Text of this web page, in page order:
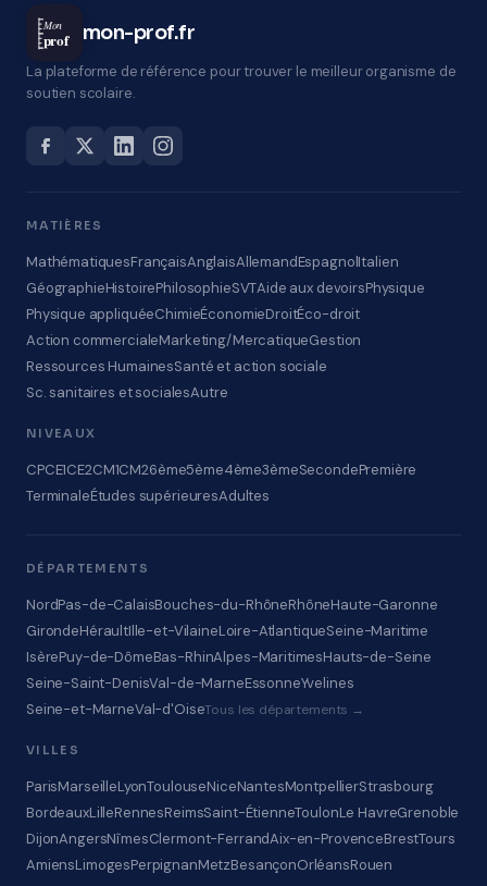
Mon
prof mon-prof.fr
La plateforme de référence pour trouver le meilleur organisme de
soutien scolaire.
MATIÈRES
MathématiquesFrançaisAnglaisAllemandEspagnolItalien
GéographieHistoirePhilosophieSVTAide aux devoirsPhysique
Physique appliquéeChimieÉconomieDroitÉco-droit
Action commercialeMarketing/MercatiqueGestion
Ressources HumainesSanté et action sociale
Sc. sanitaires et socialesAutre
NIVEAUX
CPCE1CE2CM1CM26ème5ème4ème3èmeSecondePremière
TerminaleÉtudes supérieuresAdultes
DÉPARTEMENTS
NordPas-de-CalaisBouches-du-RhôneRhôneHaute-Garonne
GirondeHéraultIlle-et-VilaineLoire-AtlantiqueSeine-Maritime
IsèrePuy-de-DômeBas-RhinAlpes-MaritimesHauts-de-Seine
Seine-Saint-DenisVal-de-MarneEssonneYvelines
Seine-et-MarneVal-d'OiseTous les départements →
VILLES
ParisMarseilleLyonToulouseNiceNantesMontpellierStrasbourg
BordeauxLilleRennesReimsSaint-ÉtienneToulonLe HavreGrenoble
DijonAngersNîmesClermont-FerrandAix-en-ProvenceBrestTours
AmiensLimogesPerpignanMetzBesançonOrléansRouen